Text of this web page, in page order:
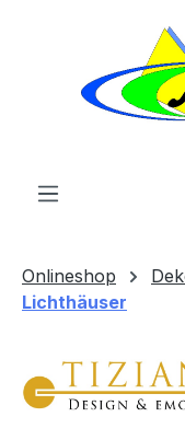
Zum Hauptinhalt
Onlineshop
Lichthäuser